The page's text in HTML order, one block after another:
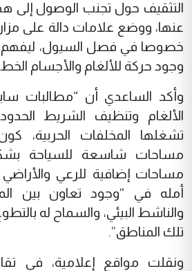
التثقيف حول تجنب الوصول إلى
عنها، ووضع علامات دالة على
خصوصا في فصل السيول، ليفهم
وجود حركة للألغام والأجسام
وأكد الساعدي أن “مطالبات
الألغام وتنظيف الشريط
تشغلها المخلفات الحربية،
مساحات شاسعة للسياحة
مساحات إضافية للرعي والأراضي
أمله في “وجود تعاون بين
والناشط البيئي، والسماح له
تلك المناطق”.
ونقلت مواقع إعلامية، في